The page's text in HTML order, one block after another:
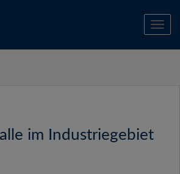
im Industriegebiet